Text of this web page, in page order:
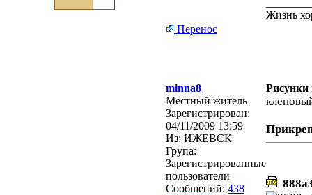
Жизнь
Перенос
minna8
Рисунки
Местный житель
Зарегистрирован:
04/11/2009 13:59
Из: ИЖЕВСК
Група:
Зарегистрированные
пользователи
Сообщений: 438